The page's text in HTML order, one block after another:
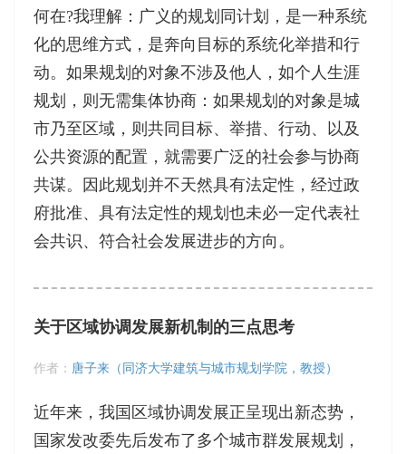
何在?我理解：广义的规划同计划，是一种系统
化的思维方式，是奔向目标的系统化举措和行
动。如果规划的对象不涉及他人，如个人生涯
规划，则无需集体协商：如果规划的对象是城
市乃至区域，则共同目标、举措、行动、以及
公共资源的配置，就需要广泛的社会参与协商
共谋。因此规划并不天然具有法定性，经过政
府批准、具有法定性的规划也未必一定代表社
会共识、符合社会发展进步的方向。
关于区域协调发展新机制的三点思考
作者： 唐子来（同济大学建筑与城市规划学院，教授）
近年来，我国区域协调发展正呈现出新态势，
国家发改委先后发布了多个城市群发展规划，